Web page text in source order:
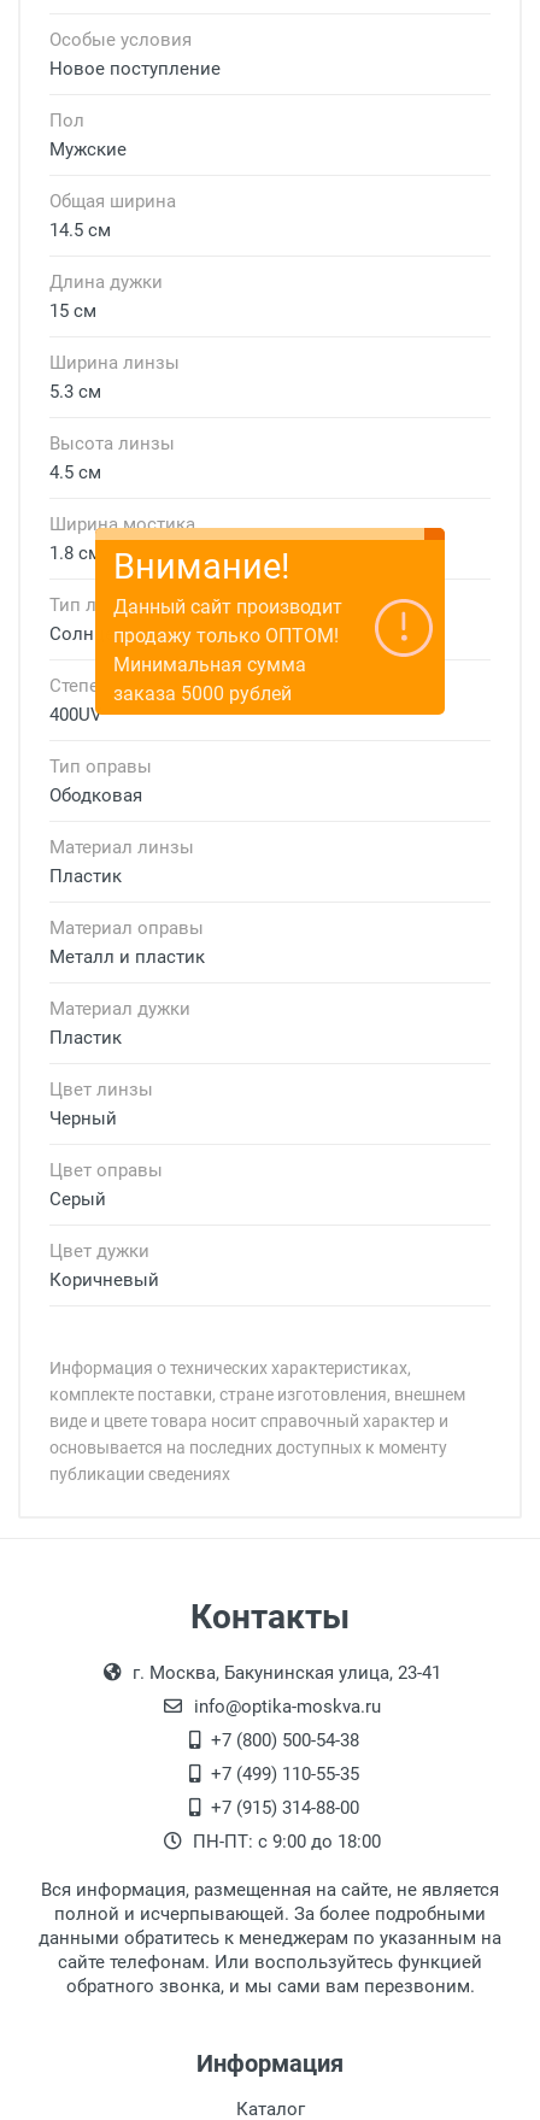
Особые условия
Новое поступление
Пол
Мужские
Общая ширина
14.5 см
Длина дужки
15 см
Ширина линзы
5.3 см
Высота линзы
4.5 см
Ширина мостика
1.8 см
Тип линзы
Солнцезащитные
Степень защиты
400UV
Тип оправы
Ободковая
Материал линзы
Пластик
Материал оправы
Металл и пластик
Материал дужки
Пластик
Цвет линзы
Черный
Цвет оправы
Серый
Цвет дужки
Коричневый
Информация о технических характеристиках,
комплекте поставки, стране изготовления, внешнем
виде и цвете товара носит справочный характер и
основывается на последних доступных к моменту
публикации сведениях
Самовывоз.
Оплата товара производится
наличными непосредственно на пункте
выдачи товара.
Перечисление средств на расчетный счет.
18:00, по субботам с 11:00 до 15:00, в
офисе по адресу: г. Москва,
Переведеновский переулок 17, корпус 1,
второй этаж, тел. +7 (499) 110-55-35.
После того, как заказ поступает в пункт
выдачи, наш менеджер связывается с
клиентом и оповещает о поступлении
Для получения товара при себе
обязательно иметь паспорт.
Заказ необходимо забрать в течение 3
рабочих дней с момента поступления на
дополнительных расходов за хранение
Контакты
г. Москва, Бакунинская улица, 23-41
info@optika-moskva.ru
+7 (800) 500-54-38
+7 (499) 110-55-35
+7 (915) 314-88-00
ПН-ПТ: с 9:00 до 18:00
Вся информация, размещенная на сайте, не является
полной и исчерпывающей. За более подробными
данными обратитесь к менеджерам по указанным на
сайте телефонам. Или воспользуйтесь функцией
обратного звонка, и мы сами вам перезвоним.
Информация
Каталог
Внимание!
Данный сайт производит
продажу только ОПТОМ!
Минимальная сумма
заказа 5000 рублей